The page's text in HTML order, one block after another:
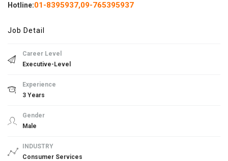
Hotline:01-8395937,09-765395937
Job Detail
Career Level
Executive-Level
Experience
3 Years
Gender
Male
INDUSTRY
Consumer Services